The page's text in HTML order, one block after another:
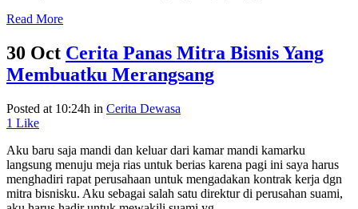
Read More
30 Oct Cerita Panas Mitra Bisnis Yang
Membuatku Merangsang
Posted at 10:24h in Cerita Dewasa
1 Like
Aku baru saja mandi dan keluar dari kamar mandi kamarku
langsung menuju meja rias untuk berias karena pagi ini saya harus
menghadiri rapat perusahaan untuk mengadakan kontrak kerja dgn
mitra bisnisku. Aku sebagai salah satu direktur di perusahan suami,